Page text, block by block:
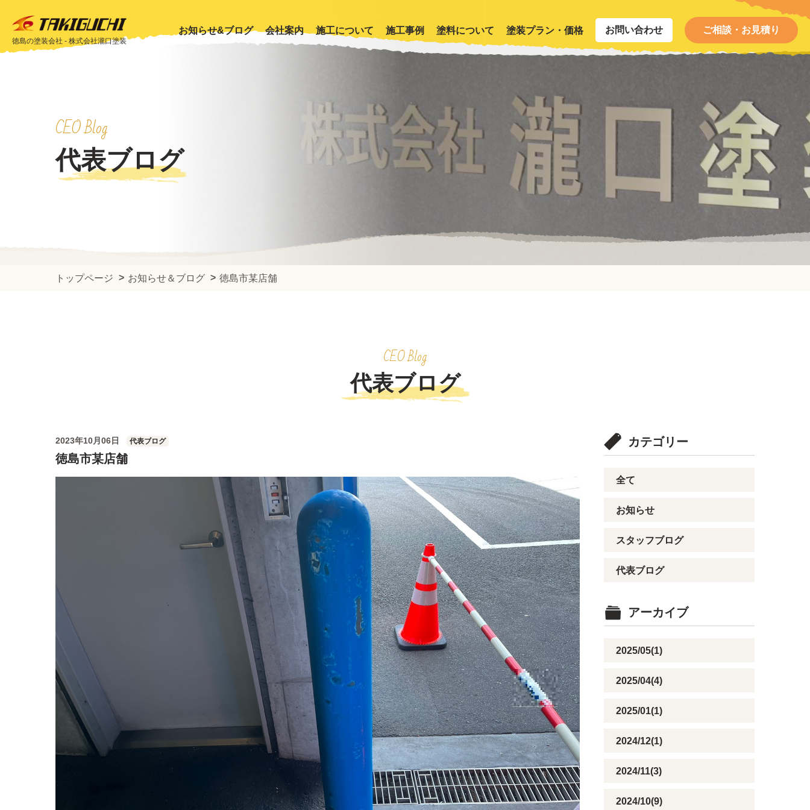
徳島の塗装会社 - 株式会社瀧口塗装
お知らせ&ブログ 会社案内 施工について 施工事例 塗料について 塗装プラン・価格 お問い合わせ ご相談・お見積り
CEO Blog
代表ブログ
トップページ お知らせ＆ブログ 徳島市某店舗
CEO Blog
代表ブログ
カテゴリー
全て
お知らせ
スタッフブログ
代表ブログ
アーカイブ
2025/05(1)
2025/04(4)
2025/01(1)
2024/12(1)
2024/11(3)
2024/10(9)
2023年10月06日 代表ブログ
徳島市某店舗